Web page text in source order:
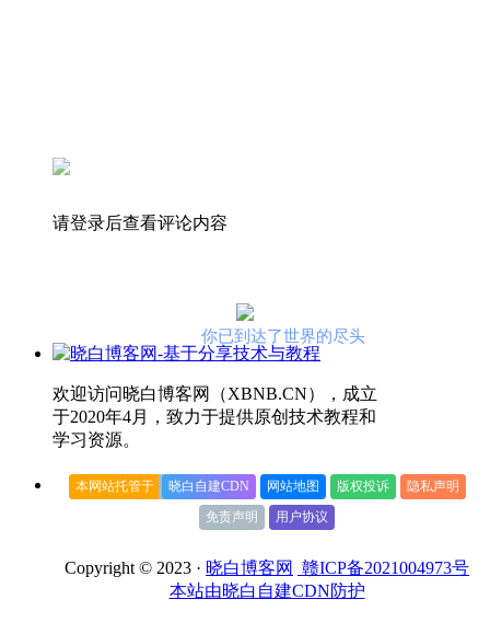
请登录后查看评论内容
你已到达了世界的尽头
欢迎访问晓白博客网（XBNB.CN），成立
于2020年4月，致力于提供原创技术教程和
学习资源。
本网站托管于 晓白自建CDN 网站地图 版权投诉
隐私声明
免责声明
用户协议
Copyright © 2023 · 晓白博客网
赣ICP备2021004973号
本站由晓白自建CDN防护